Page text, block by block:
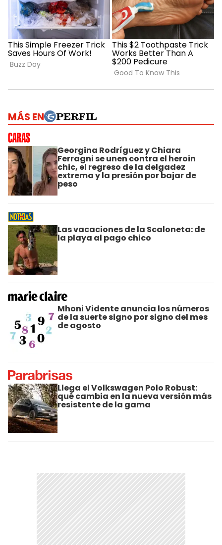
MÁS EN
Georgina Rodríguez y Chiara
Ferragni se unen contra el heroin
chic, el regreso de la delgadez
extrema y la presión por bajar de
peso
Las vacaciones de la Scaloneta: de
la playa al pago chico
Mhoni Vidente anuncia los números
de la suerte signo por signo del mes
de agosto
Llega el Volkswagen Polo Robust:
qué cambia en la nueva versión más
resistente de la gama